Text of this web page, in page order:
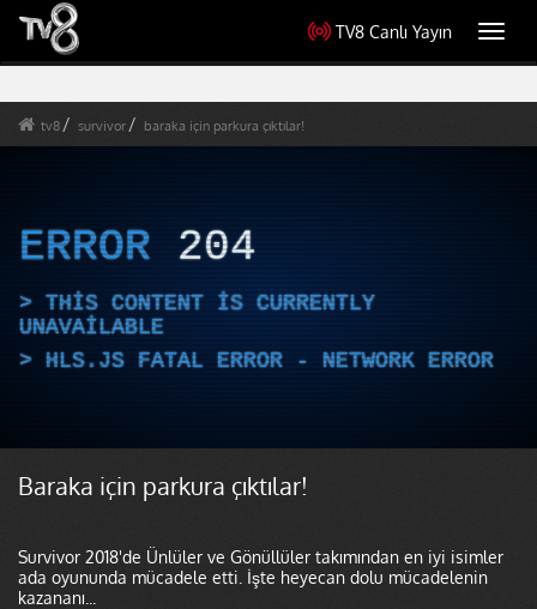
TV8 Canlı Yayın
tv8 survivor baraka için parkura çıktılar!
ERROR 204
THIS CONTENT IS CURRENTLY
UNAVAILABLE
HLS.JS FATAL ERROR - NETWORK ERROR
Baraka için parkura çıktılar!
Survivor 2018'de Ünlüler ve Gönüllüler takımından en iyi isimler
ada oyununda mücadele etti. İşte heyecan dolu mücadelenin
kazananı...